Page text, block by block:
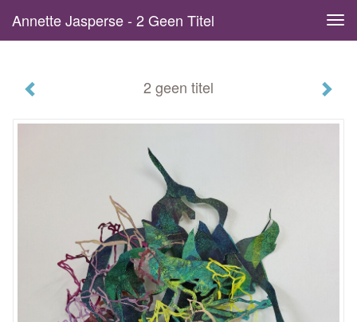
Annette Jasperse - 2 Geen Titel
2 geen titel